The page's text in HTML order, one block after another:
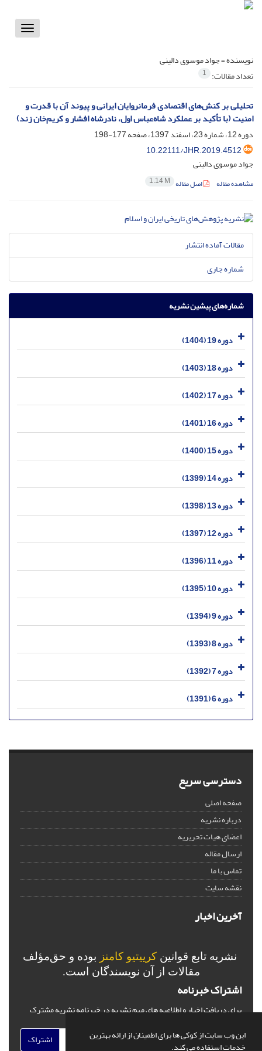
این وب سایت از کوکی ها برای اطمینان از ارائه بهترین
خدمات استفاده می کند.
Toggle
نویسنده =جواد موسوی دالینی
تعداد مقالات: 1
تحلیلی بر کنش‌های اقتصادی فرمانروایان ایرانی و پیوند آن با قدرت و
امنیت (با تأکید بر عملکرد شاه‌عباس اول، نادرشاه افشار و کریم‌خان زند)
دوره 12، شماره 23، اسفند 1397، صفحه
177-198
10.22111/JHR.2019.4512
جواد موسوی دالینی
مشاهده مقاله اصل مقاله 1.14 M
مقالات آماده انتشار
شماره جاری
شماره‌های پیشین نشریه
دوره 19 (1404)
دوره 18 (1403)
دوره 17 (1402)
دوره 16 (1401)
دوره 15 (1400)
دوره 14 (1399)
دوره 13 (1398)
دوره 12 (1397)
دوره 11 (1396)
دوره 10 (1395)
دوره 9 (1394)
دوره 8 (1393)
دوره 7 (1392)
دوره 6 (1391)
دسترسی سریع
صفحه اصلی
درباره نشریه
اعضای هیات تحریریه
ارسال مقاله
تماس با ما
نقشه سایت
آخرین اخبار
نشریه تابع قوانین کرییتیو کامنز بوده و حق‌مؤلف
مقالات از آن نویسندگان است.
اشتراک خبرنامه
برای دریافت اخبار و اطلاعیه های مهم نشریه در خبرنامه نشریه مشترک
اشتراک